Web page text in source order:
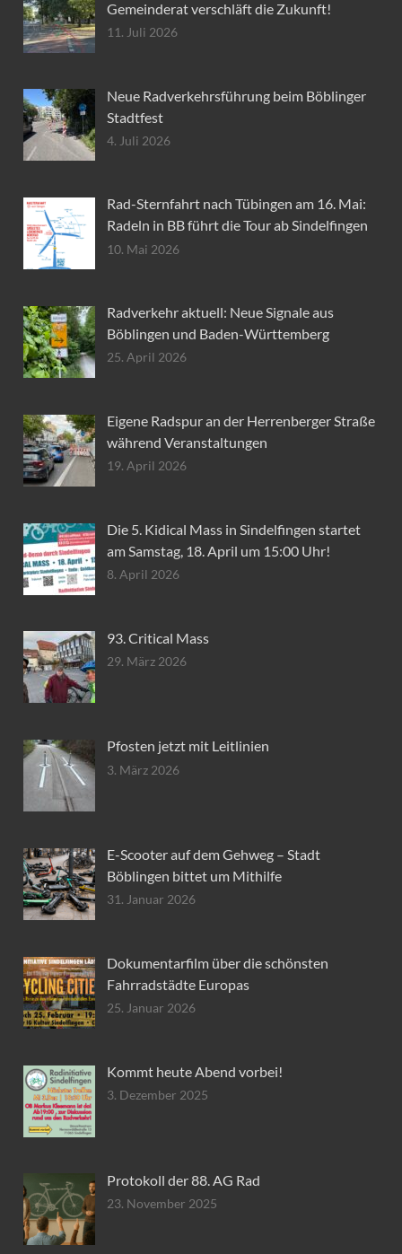
Gemeinderat verschläft die Zukunft!
11. Juli 2026
Neue Radverkehrsführung beim Böblinger
Stadtfest
4. Juli 2026
Rad-Sternfahrt nach Tübingen am 16. Mai:
Radeln in BB führt die Tour ab Sindelfingen
10. Mai 2026
Radverkehr aktuell: Neue Signale aus
Böblingen und Baden-Württemberg
25. April 2026
Eigene Radspur an der Herrenberger Straße
während Veranstaltungen
19. April 2026
Die 5. Kidical Mass in Sindelfingen startet
am Samstag, 18. April um 15:00 Uhr!
8. April 2026
93. Critical Mass
29. März 2026
Pfosten jetzt mit Leitlinien
3. März 2026
E-Scooter auf dem Gehweg – Stadt
Böblingen bittet um Mithilfe
31. Januar 2026
Dokumentarfilm über die schönsten
Fahrradstädte Europas
25. Januar 2026
Kommt heute Abend vorbei!
3. Dezember 2025
Protokoll der 88. AG Rad
23. November 2025